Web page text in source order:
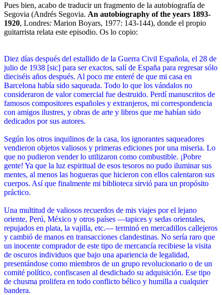
Pues bien, acabo de traducir un fragmento de la autobiografía de
Segovia (Andrés Segovia. An autobiography of the years 1893-
1920, Londres: Marion Boyars, 1977: 143-144), donde el propio
guitarrista relata este episodio. Os lo copio:
Diez días después del estallido de la Guerra Civil Española, el 28 de
julio de 1938 [sic] para ser exactos, salí de España para regresar sólo
dieciséis años después. Al poco me enteré de que mi casa en
Barcelona había sido saqueada. Todo lo que los vándalos no
consideraron de valor comercial fue destruido. Perdí manuscritos de
famosos compositores españoles y extranjeros, mi correspondencia
con amigos ilustres, y obras de arte y libros que me habían sido
dedicados por sus autores.
Según los otros inquilinos de la casa, los ignorantes saqueadores
vendieron objetos valiosos y primeras ediciones por una miseria. Lo
que no pudieron vender lo utilizaron como combustible. ¡Pobre
gente! Ya que la luz espiritual de esos tesoros no pudo iluminar sus
mentes, al menos las hogueras que hicieron con ellos calentaron sus
cuerpos. Así que finalmente mi biblioteca sirvió para un propósito
práctico.
Una multitud de valiosos recuerdos de mis viajes por el lejano
oriente, Perú, México y otros países —tapices y sedas orientales,
repujados en plata, la vajilla, etc.— terminó en mercadillos callejeros
y cambió de manos en transacciones clandestinas. No sería raro que
un inocente comprador de este tipo de mercancía recibiese la visita
de oscuros individuos que bajo una apariencia de legalidad,
presentándose como miembros de un grupo revolucionario o de un
comité político, confiscasen al desdichado su adquisición. Ese tipo
de chusma prolifera en todo conflicto bélico y humilla a cualquier
bandera.